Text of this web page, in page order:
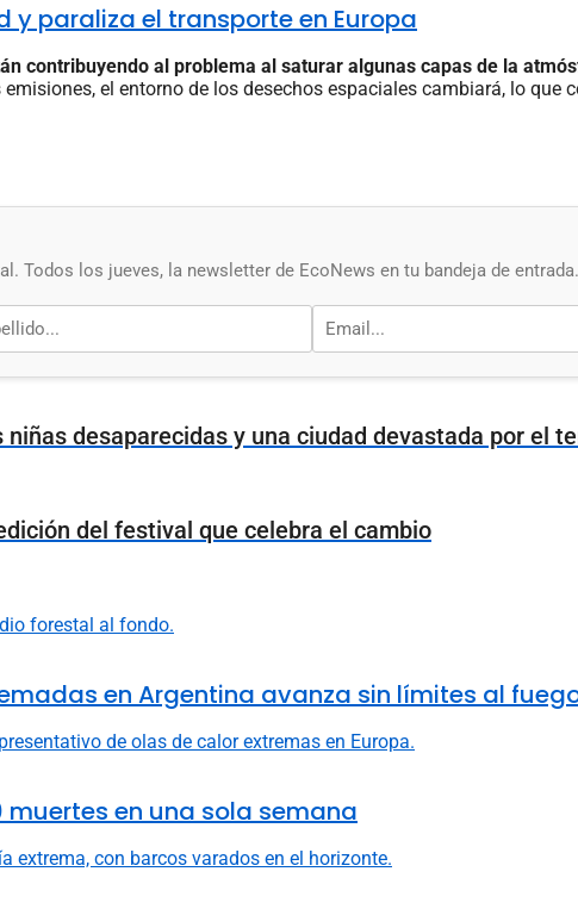
y paraliza el transporte en Europa
contribuyendo al problema al saturar algunas capas de la
el entorno de los desechos espaciales cambiará, lo
Todos los jueves, la newsletter de EcoNews en tu bandeja de entrada.
desaparecidas y una ciudad devastada por el
del festival que celebra el cambio
en Argentina avanza sin límites al
en una sola semana